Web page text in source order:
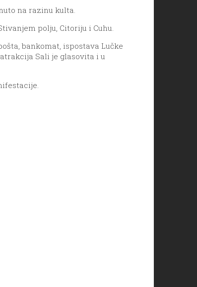
na razinu kulta.
polju, Citoriju i Cuhu.
bankomat, ispostava Lučke
Sali je glasovita i u